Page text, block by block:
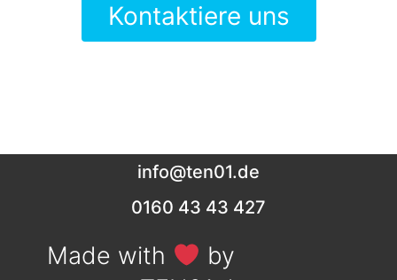
Kontaktiere uns
info@ten01.de
0160 43 43 427
Made with
by